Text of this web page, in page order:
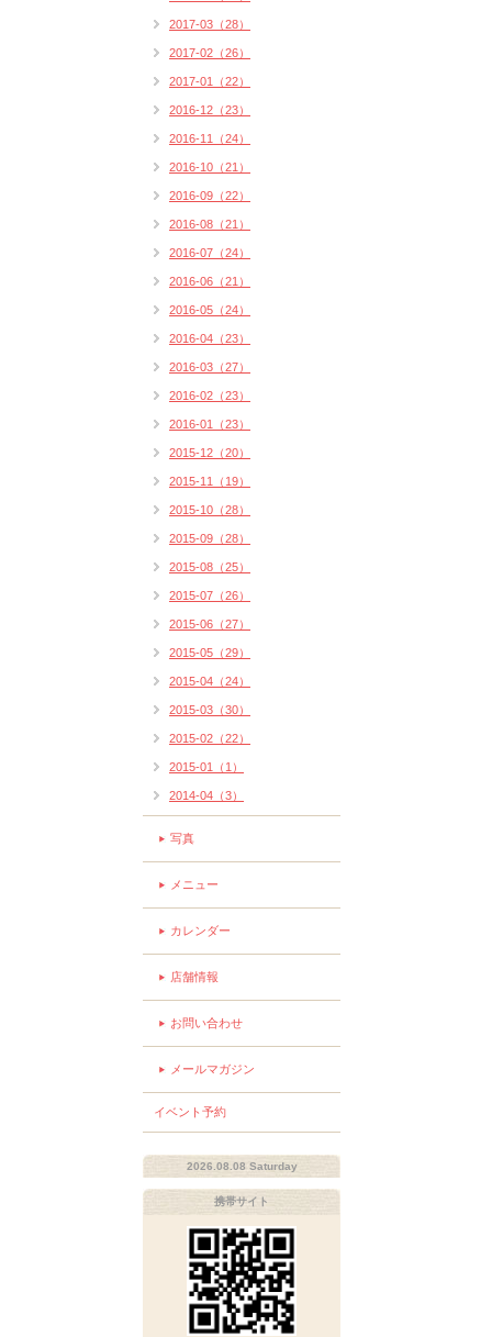
2017-03（28）
2017-02（26）
2017-01（22）
2016-12（23）
2016-11（24）
2016-10（21）
2016-09（22）
2016-08（21）
2016-07（24）
2016-06（21）
2016-05（24）
2016-04（23）
2016-03（27）
2016-02（23）
2016-01（23）
2015-12（20）
2015-11（19）
2015-10（28）
2015-09（28）
2015-08（25）
2015-07（26）
2015-06（27）
2015-05（29）
2015-04（24）
2015-03（30）
2015-02（22）
2015-01（1）
2014-04（3）
写真
メニュー
カレンダー
店舗情報
お問い合わせ
メールマガジン
イベント予約
2026.08.08 Saturday
携帯サイト